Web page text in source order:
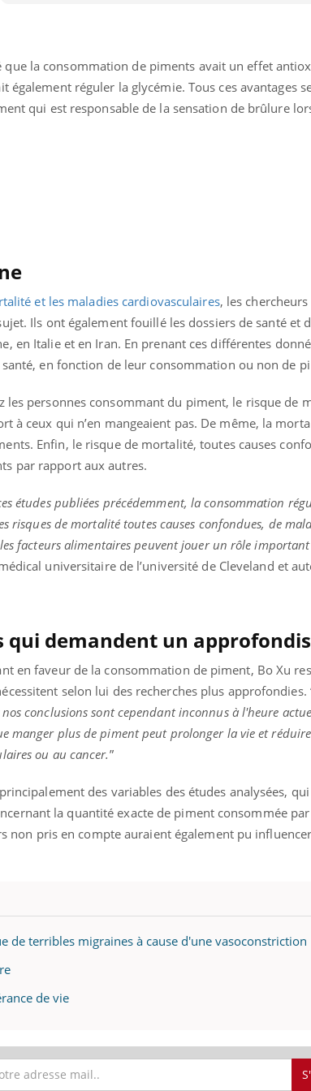
que la consommation de piments avait un effet
également réguler la glycémie. Tous ces avantages
qui est responsable de la sensation de brûlure
et les maladies cardiovasculaires, les
Ils ont également fouillé les dossiers de santé et
en Italie et en Iran. En prenant ces différentes
en fonction de leur consommation ou non de
les personnes consommant du piment, le risque de
à ceux qui n’en mangeaient pas. De même, la
Enfin, le risque de mortalité, toutes causes
par rapport aux autres.
études publiées précédemment, la consommation
risques de mortalité toutes causes confondues, de
facteurs alimentaires peuvent jouer un rôle
universitaire de l’université de Cleveland et
demandent un
en faveur de la consommation de piment, Bo Xu
selon lui des recherches plus approfondies.
conclusions sont cependant inconnus à l'heure
manger plus de piment peut prolonger la vie et réduire
ou au cancer.”
des variables des études analysées,
la quantité exacte de piment consommée
non pris en compte auraient également pu
de terribles migraines à cause d'une vasoconstriction
de vie
2026 Youtube
et, pour de
atteintes de
période de questions, de
Youtube
Un « jumeau
faciliter l’accès à la
préventive Youtube
Un établissement lié à
mutualiste innove en
numérique » permet ...